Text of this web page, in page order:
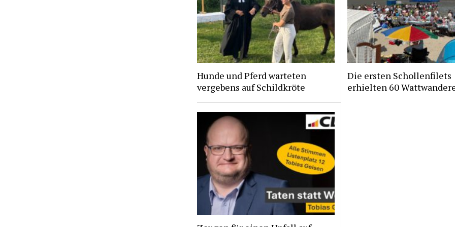
Hunde und Pferd warteten
vergebens auf Schildkröte
Die ersten Schollenfilets
erhielten 60